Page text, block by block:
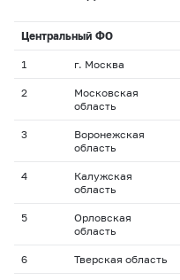
Центральный ФО
1 г. Москва
2
Московская
область
3
Воронежская
область
4
Калужская
область
5
Орловская
область
6 Тверская область